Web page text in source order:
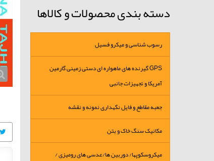
دسته بندی محصولات و کالاها
رسوب شناسی و میکرو فسیل
GPS گیرنده های ماهواره ای دستی زمینی گارمین
آمریکا و تجهیزات جانبی
جعبه مقاطع و فایل نگهداری نمونه و نقشه
مکانیک سنگ خاک و بتن
میکروسکوپها/ دوربین ها/عدسی های رومیزی /